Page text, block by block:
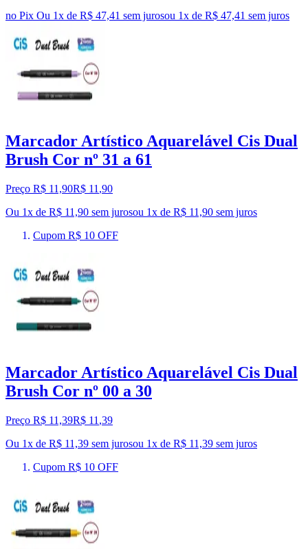
no Pix Ou 1x de R$ 47,41 sem jurosou 1x de R$ 47,41 sem juros
Marcador Artístico Aquarelável Cis Dual
Brush Cor nº 31 a 61
Preço R$ 11,90R$ 11 ,90
Ou 1x de R$ 11,90 sem jurosou 1x de R$ 11,90 sem juros
Cupom R$ 10 OFF
Marcador Artístico Aquarelável Cis Dual
Brush Cor nº 00 a 30
Preço R$ 11,39R$ 11 ,39
Ou 1x de R$ 11,39 sem jurosou 1x de R$ 11,39 sem juros
Cupom R$ 10 OFF